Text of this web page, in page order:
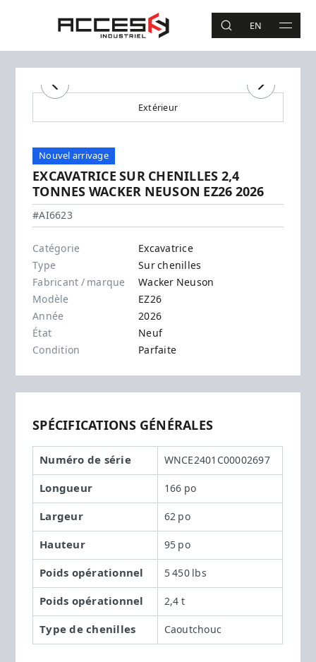
Accès Industriel
RECHERCHE
EN MAIN
Recherche
Précédent Suivant
Extérieur
Nouvel arrivage
EXCAVATRICE SUR CHENILLES 2,4
TONNES WACKER NEUSON EZ26 2026
Wacker Neuson - EZ26
#AI6623
Catégorie
Excavatrice
Type
Sur chenilles
Fabricant / marque
Wacker Neuson
Modèle
EZ26
Année
2026
État
Neuf
Condition
Parfaite
SPÉCIFICATIONS GÉNÉRALES
Numéro de série WNCE2401C00002697
Longueur 166 po
Largeur 62 po
Hauteur 95 po
Poids opérationnel 5 450 lbs
Poids opérationnel 2,4 t
Type de chenilles Caoutchouc